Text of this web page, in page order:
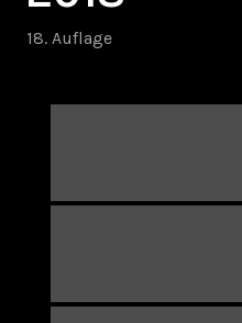
18. Auflage